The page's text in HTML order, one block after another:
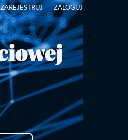
ZAREJESTRUJ ZALOGUJ